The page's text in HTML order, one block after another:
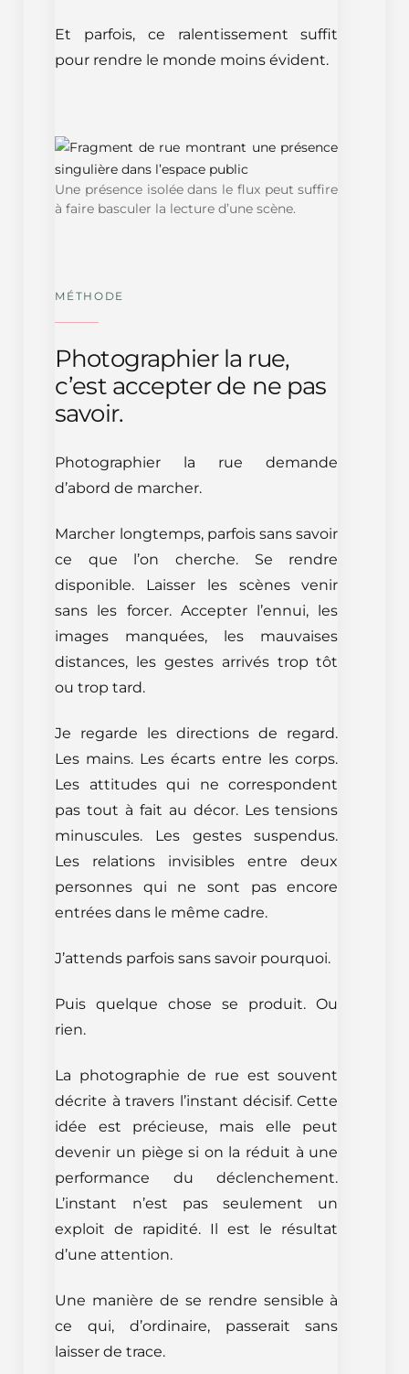
Et parfois, ce ralentissement suffit
pour rendre le monde moins évident.
Une présence isolée dans le flux peut suffire
à faire basculer la lecture d’une scène.
MÉTHODE
Photographier la rue,
c’est accepter de ne pas
savoir.
Photographier la rue demande
d’abord de marcher.
Marcher longtemps, parfois sans savoir
ce que l’on cherche. Se rendre
disponible. Laisser les scènes venir
sans les forcer. Accepter l’ennui, les
images manquées, les mauvaises
distances, les gestes arrivés trop tôt
ou trop tard.
Je regarde les directions de regard.
Les mains. Les écarts entre les corps.
Les attitudes qui ne correspondent
pas tout à fait au décor. Les tensions
minuscules. Les gestes suspendus.
Les relations invisibles entre deux
personnes qui ne sont pas encore
entrées dans le même cadre.
J’attends parfois sans savoir pourquoi.
Puis quelque chose se produit. Ou
rien.
La photographie de rue est souvent
décrite à travers l’instant décisif. Cette
idée est précieuse, mais elle peut
devenir un piège si on la réduit à une
performance du déclenchement.
L’instant n’est pas seulement un
exploit de rapidité. Il est le résultat
d’une attention.
Une manière de se rendre sensible à
ce qui, d’ordinaire, passerait sans
laisser de trace.